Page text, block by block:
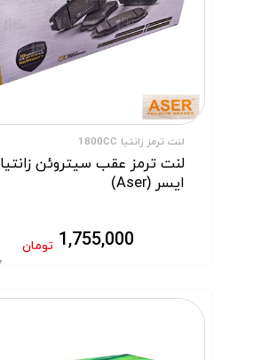
لنت ترمز زانتیا 1800CC
لنت ترمز عقب سیتروئن زانتیا
ایسر (Aser)
1,755,000 تومان